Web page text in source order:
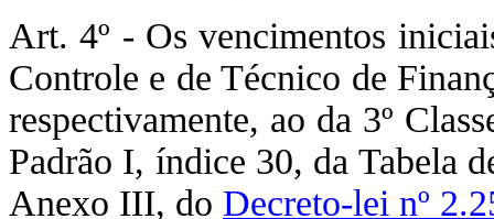
Art. 4º - Os vencimentos
Controle e de Técnico de
respectivamente, ao da 3º
Padrão I, índice 30, da Tabela
Anexo III, do Decreto-lei nº